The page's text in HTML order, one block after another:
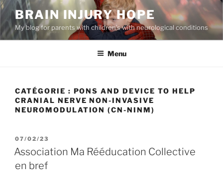
Aller
contenu
principal
BRAIN INJURY HOPE
My blog for parents with children’s with neurological conditions
Menu
CATÉGORIE : PONS AND DEVICE TO HELP
CRANIAL NERVE NON-INVASIVE
NEUROMODULATION (CN-NINM)
PUBLIÉ
LE
07/02/23
Association Ma Rééducation Collective
en bref